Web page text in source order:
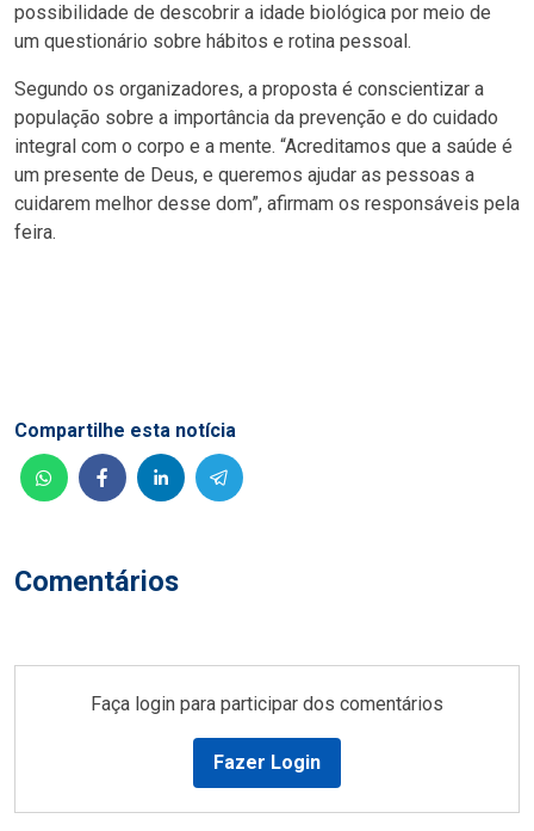
possibilidade de descobrir a idade biológica por meio de
um questionário sobre hábitos e rotina pessoal.
Segundo os organizadores, a proposta é conscientizar a
população sobre a importância da prevenção e do cuidado
integral com o corpo e a mente. “Acreditamos que a saúde é
um presente de Deus, e queremos ajudar as pessoas a
cuidarem melhor desse dom”, afirmam os responsáveis pela
feira.
Comentários
Compartilhe esta notícia
Faça login para participar dos comentários
Fazer Login